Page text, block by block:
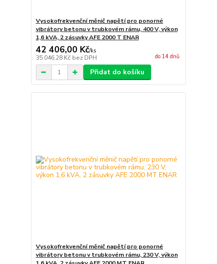
Vysokofrekvenční měnič napětí pro ponorné
vibrátory betonu v trubkovém rámu, 400 V, výkon
1,6 kVA, 2 zásuvky AFE 2000 T ENAR
42 406,00 Kč/ks
35 046,28 Kč bez DPH do 14 dnů
Přidat do košíku
Vysokofrekvenční měnič napětí pro ponorné
vibrátory betonu v trubkovém rámu, 230 V, výkon